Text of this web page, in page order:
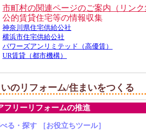
市町村の関連ページのご案内（リン
公的賃貸住宅等の情報収集
神奈川県住宅供給公社
横浜市住宅供給公社
パワーズアンリミテッド（高優賃）
UR賃貸（都市機構）
のリフォーム/住まいをつくる
フリーリフォームの推進
る・探す ［お役立ちツール］